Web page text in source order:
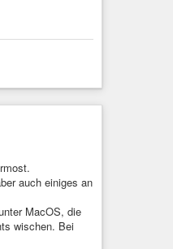
auch einiges an
MacOS, die
wischen. Bei